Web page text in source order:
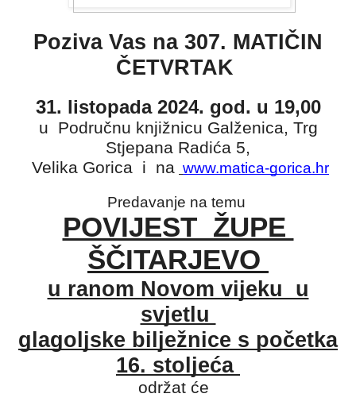
Poziva Vas na 307. MATIČIN
ČETVRTAK
31. listopada 2024. god. u 19,00
u Područnu knjižnicu Galženica, Trg
Stjepana Radića 5,
Velika Gorica i na www.matica-gorica.hr
Predavanje na temu
POVIJEST ŽUPE
ŠČITARJEVO
u ranom Novom vijeku u
svjetlu
glagoljske bilježnice s početka
16. stoljeća
održat će